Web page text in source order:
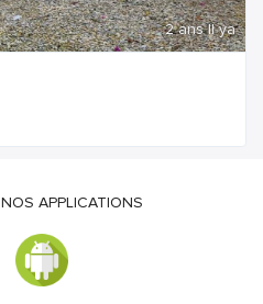
2 ans Il ya
NOS APPLICATIONS